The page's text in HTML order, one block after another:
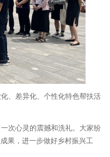
、差异化、个性化特色帮扶活
次心灵的震撼和洗礼。大家纷
果， 进一步做好乡村振兴工